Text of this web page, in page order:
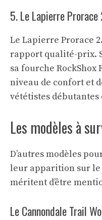
5. Le Lapierre Prorace
Le Lapierre Prorace
rapport qualité-prix.
sa fourche RockShox
niveau de confort et
vététistes
Les modèles à
D’autres modèles
leur apparition sur le
méritent d’être
Le Cannondale Trail